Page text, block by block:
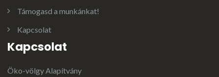
Támogasd a munkánkat!
Kapcsolat
Kapcsolat
Öko-völgy Alapítvány